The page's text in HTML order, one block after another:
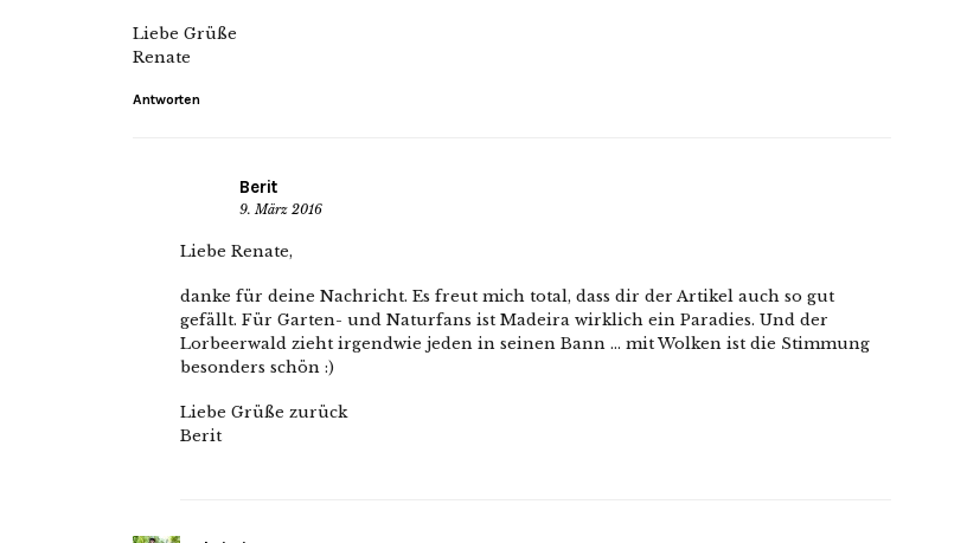
Liebe Grüße
Renate
Antworten
Berit
9. März 2016
Liebe Renate,
danke für deine Nachricht. Es freut mich total, dass dir der Artikel auch so gut
gefällt. Für Garten- und Naturfans ist Madeira wirklich ein Paradies. Und der
Lorbeerwald zieht irgendwie jeden in seinen Bann … mit Wolken ist die Stimmung
besonders schön :)
Liebe Grüße zurück
Berit